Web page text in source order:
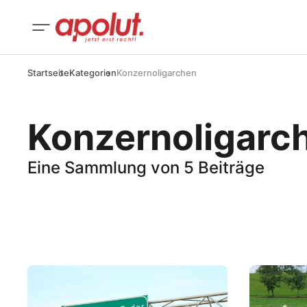
StartseiteKategorienKonzernoligarchen
Eine Sammlung von 5 Beiträge